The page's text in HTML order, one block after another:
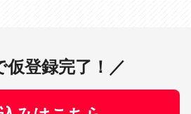
仮登録完了！／